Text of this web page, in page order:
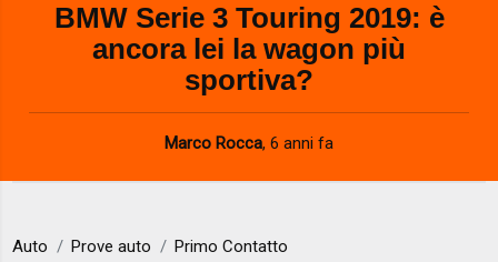
BMW Serie 3 Touring 2019: è
ancora lei la wagon più
sportiva?
Marco Rocca, 6 anni fa
Auto Prove auto Primo Contatto